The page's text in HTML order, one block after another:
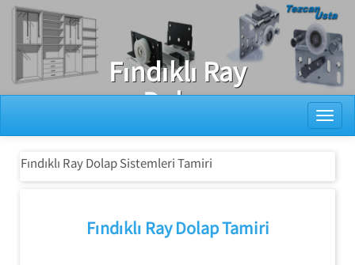
Ray Dolap Tamiri
Fındıklı Ray
Dolap
Sistemleri
Tamiri
Fındıklı Ray Dolap Sistemleri Tamiri
Fındıklı Ray Dolap Tamiri